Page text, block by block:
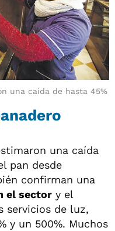
una caída de hasta 45%
una caída
pan desde
confirman una
el sector y el
servicios de luz,
y un 500%. Muchos